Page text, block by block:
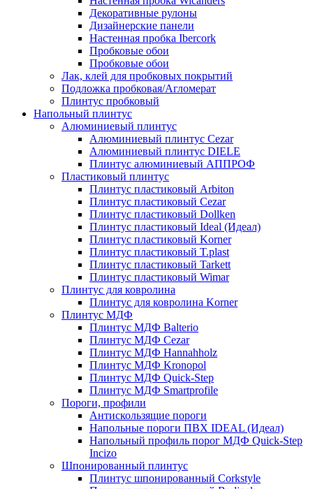
Декоративные рулоны
Дизайнерские панели
Настенная пробка Ibercork
Пробковые обои
Пробковые обои
Лак, клей для пробковых покрытий
Подложка пробковая/Агломерат
Плинтус пробковый
Напольный плинтус
Алюминиевый плинтус
Алюминиевый плинтус Cezar
Алюминиевый плинтус DIELE
Плинтус алюминиевый АППРОФ
Пластиковый плинтус
Плинтус пластиковый Arbiton
Плинтус пластиковый Cezar
Плинтус пластиковый Dollken
Плинтус пластиковый Ideal (Идеал)
Плинтус пластиковый Korner
Плинтус пластиковый T.plast
Плинтус пластиковый Tarkett
Плинтус пластиковый Wimar
Плинтус для ковролина
Плинтус для ковролина Korner
Плинтус МДФ
Плинтус МДФ Balterio
Плинтус МДФ Cezar
Плинтус МДФ Hannahholz
Плинтус МДФ Kronopol
Плинтус МДФ Quick-Step
Плинтус МДФ Smartprofile
Пороги, профили
Антискользящие пороги
Напольные пороги ПВХ IDEAL (Идеал)
Напольный профиль порог МДФ Quick-Step
Incizo
Шпонированный плинтус
Плинтус шпонированный Corkstyle